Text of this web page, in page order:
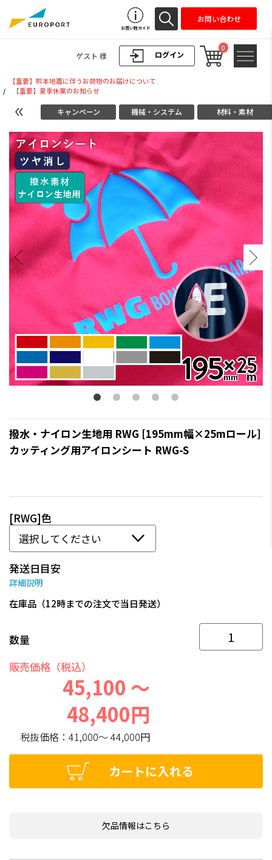
ログイン
ゲスト 様
0
お買い物ガイド
お問い合わせ
【重要】熊本地震に伴うお荷物のお届けについて
/
【重要】夏季休業のお知らせ
キャンペーン 機械・システム 材料・素材
撥水・ナイロン生地用 RWG [195mm幅×25mロール]
カッティング用アイロンシート RWG-S
[RWG]色
発送日目安
詳細説明
在庫品（12時までの注文で当日発送）
数量
販売価格（税込）
45,100 ～
48,400円
税抜価格：41,000～ 44,000円
カートに入れる
欠品情報はこちら